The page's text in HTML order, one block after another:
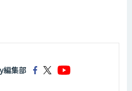
編集部